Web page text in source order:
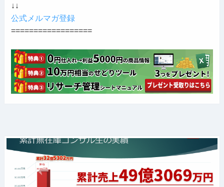
↓↓
公式メルマガ登録
==================